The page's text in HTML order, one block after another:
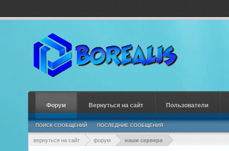
вернуться на сайт форум наши сервера
Форум
ПОИСК СООБЩЕНИЙ ПОСЛЕДНИЕ СООБЩЕНИЯ
Вернуться на сайт Пользователи